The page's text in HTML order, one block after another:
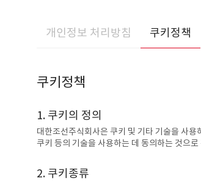
개인정보 처리방침 쿠키정책
쿠키정책
1. 쿠키의 정의
대한조선주식회사은 쿠키 및 기타 기술을 사
쿠키 등의 기술을 사용하는 데 동의하는 것으로
2. 쿠키종류